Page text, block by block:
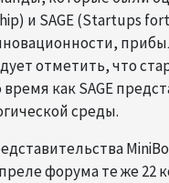
и SAGE (Startups
отметить, что
как SAGE
среды.
форума те же 22